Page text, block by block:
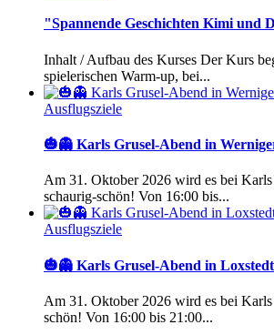
"Spannende Geschichten Kimi und
Inhalt / Aufbau des Kurses Der Kurs
spielerischen Warm-up, bei...
Ausflugsziele
🎃👻 Karls Grusel-Abend in
Am 31. Oktober 2026 wird es bei
schaurig-schön! Von 16:00 bis...
Ausflugsziele
🎃👻 Karls Grusel-Abend in
Am 31. Oktober 2026 wird es bei
schön! Von 16:00 bis 21:00...